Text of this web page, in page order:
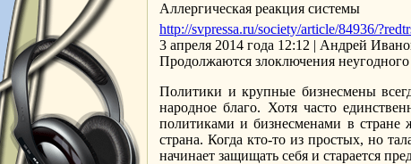
Аллергическая реакция системы
http://svpressa.ru/society/article/84936/
3 апреля 2014 года 12:12 | Андрей
Продолжаются злоключения
Политики и крупные бизнесмены
народное благо. Хотя часто
политиками и бизнесменами в
страна. Когда кто-то из простых, но
начинает защищать себя и старается